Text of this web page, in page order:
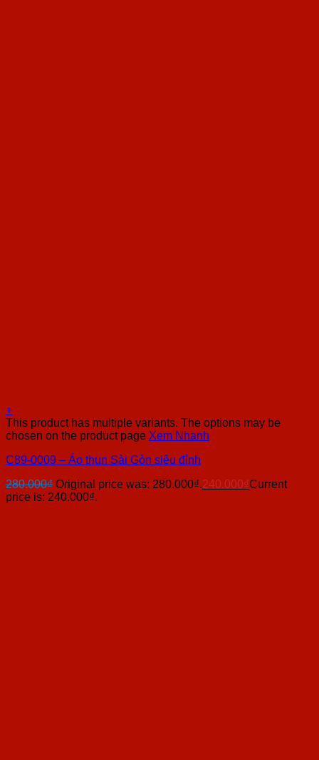
+
This product has multiple variants. The options may be
chosen on the product page Xem Nhanh
C89-0009 – Áo thun Sài Gòn siêu đỉnh
280.000₫ Original price was: 280.000₫.240.000₫Current
price is: 240.000₫.